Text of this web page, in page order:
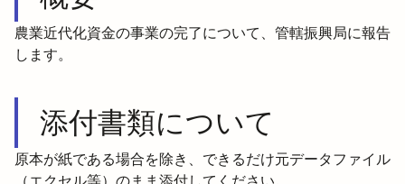
農業近代化資金の事業の完了について、管轄振興局に報告
します。
添付書類について
原本が紙である場合を除き、できるだけ元データファイル